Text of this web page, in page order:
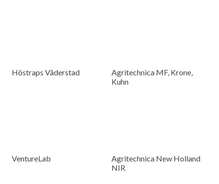
Höstraps Väderstad
Agritechnica MF, Krone,
Kuhn
VentureLab
Agritechnica New Holland
NIR